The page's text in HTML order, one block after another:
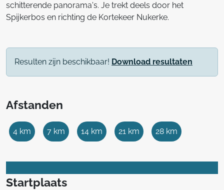
schitterende panorama's. Je trekt deels door het
Spijkerbos en richting de Kortekeer Nukerke.
Resulten zijn beschikbaar! Download resultaten
Afstanden
4 km 7 km 14 km 21 km 28 km
Startplaats